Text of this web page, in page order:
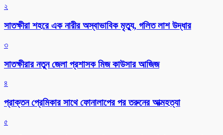
২
সাতক্ষীরা শহরে এক নারীর অস্বাভাবিক মৃত্যু, গলিত লাশ উদ্ধার
৩
সাতক্ষীরার নতুন জেলা প্রশাসক মিজ কাউসার আজিজ
৪
প্রাক্তন প্রেমিকার সাথে ফোনালাপের পর তরুনের আত্মহত্যা
৫